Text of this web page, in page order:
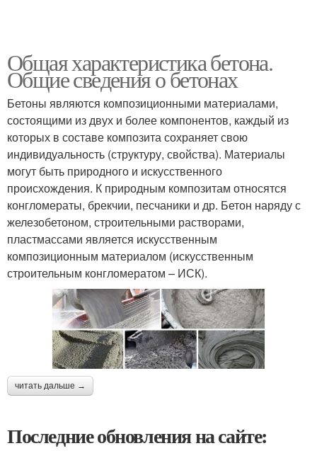
Общая характеристика бетона.
Общие сведения о бетонах
Бетоны являются композиционными материалами,
состоящими из двух и более компонентов, каждый из
которых в составе композита сохраняет свою
индивидуальность (структуру, свойства). Материалы
могут быть природного и искусственного
происхождения. К природным композитам относятся
конгломераты, брекчии, песчаники и др. Бетон наряду с
железобетоном, строительными растворами,
пластмассами является искусственным
композиционным материалом (искусственным
строительным конгломератом – ИСК).
читать дальше →
Последние обновления на сайте: